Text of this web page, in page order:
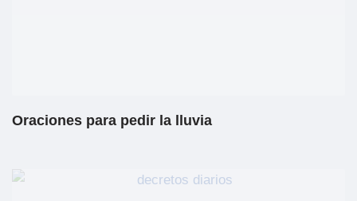
Oraciones para pedir la lluvia